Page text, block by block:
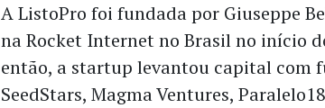
A ListoPro foi fundada por Giuseppe
na Rocket Internet no Brasil no início
então, a startup levantou capital com
SeedStars, Magma Ventures,